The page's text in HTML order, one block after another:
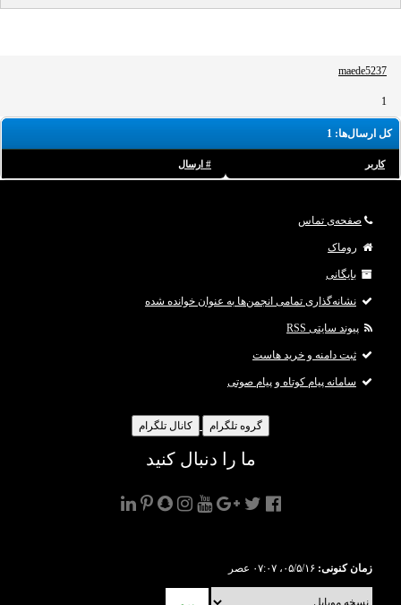
maede5237
1
کل ارسال‌ها: 1
کاربر # ارسال
صفحه‌ی تماس
روماک
بایگانی
نشانه‌گذاری تمامی انجمن‌ها به عنوان خوانده شده
پیوند سایتی RSS
ثبت دامنه و خرید هاست
سامانه پیام کوتاه و پیام صوتی
گروه تلگرام کانال تلگرام
ما را دنبال کنید
زمان کنونی: ۰۵/۵/۱۶، ۰۷:۰۷ عصر